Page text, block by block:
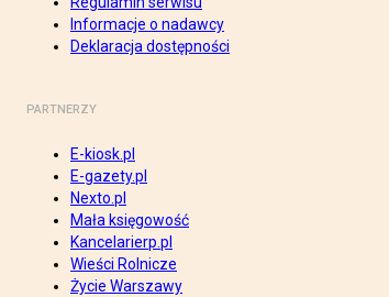
Informacje o nadawcy
Deklaracja dostępności
PARTNERZY
E-kiosk.pl
E-gazety.pl
Nexto.pl
Mała księgowość
Kancelarierp.pl
Wieści Rolnicze
Życie Warszawy